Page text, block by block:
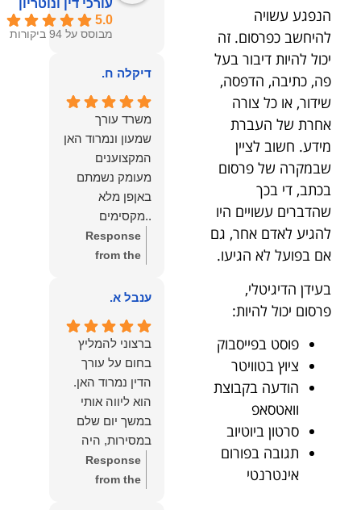
הנפגע עשויה
להיחשב כפרסום. זה
יכול להיות דיבור בעל
פה, כתיבה, הדפסה,
שידור, או כל צורה
אחרת של העברת
מידע. חשוב לציין
שבמקרה של פרסום
בכתב, די בכך
שהדברים עשויים היו
להגיע לאדם אחר, גם
אם בפועל לא הגיעו.
בעידן הדיגיטלי,
פרסום יכול להיות:
פוסט בפייסבוק
ציוץ בטוויטר
הודעה בקבוצת
וואטסאפ
סרטון ביוטיוב
תגובה בפורום
אינטרנטי
עורכי דין ונוטריון
5.0
מבוסס על 94 ביקורות
דיקלה ח.
משרד עורך
שמעון ונמרוד האן
המקצוענים
מעומק נשמתם
באןפן מלא
..מקסימים
ונעימים אוזן
קשבת, ונונתנים
מלא ואמיתי..שפו
עליכם..אני
שמחה שאתם
איתי ותזכו לטוב
כפי
שאתם....תבורכו
ברכה והצלחה
וחיבוק ממני🙂😘
💓
Response
from the
רבה על המילים
והמרגשות.
שמחנו מאוד
לקרוא את
דברייך. אנו
מעריכים את
האמון שנתת בנו
ונמשיך לעמוד
לצידך וללוות
אותך במסירות.
ענבל א.
ברצוני להמליץ
בחום על עורך
הדין נמרוד האן.
הוא ליווה אותי
במשך יום שלם
במסירות, היה
זמין לכל שאלה,
הכווין אותי בכל
Response
from the